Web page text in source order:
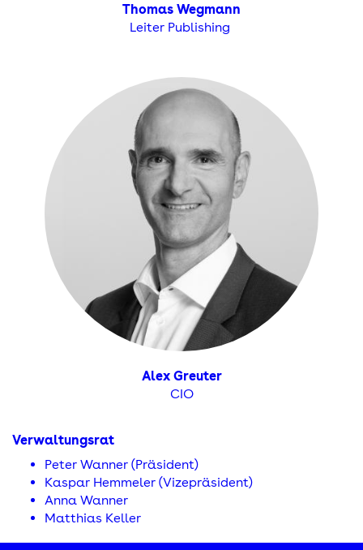
Thomas Wegmann
Leiter Publishing
Alex Greuter
CIO
Verwaltungsrat
Peter Wanner (Präsident)
Kaspar Hemmeler (Vizepräsident)
Anna Wanner
Matthias Keller